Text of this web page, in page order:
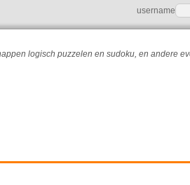
username
logisch puzzelen en sudoku, en andere